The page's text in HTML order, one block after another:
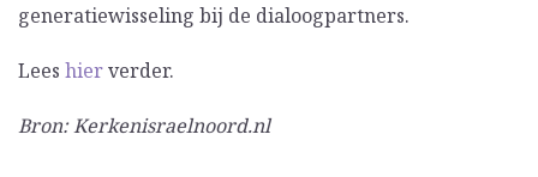
generatiewisseling bij de dialoogpartners.
Lees hierverder.
Bron: Kerkenisraelnoord.nl